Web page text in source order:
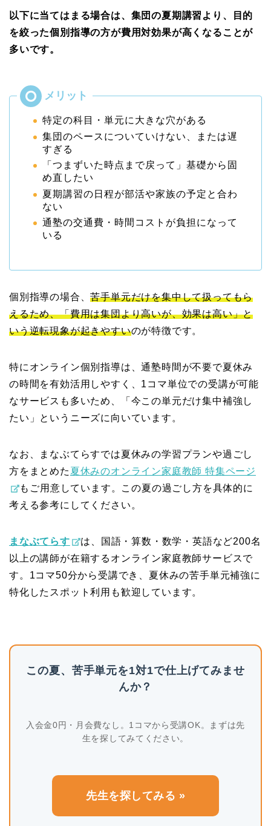
以下に当てはまる場合は、集団の夏期講習より、目的
を絞った個別指導の方が費用対効果が高くなることが
多いです。
特定の科目・単元に大きな穴がある
集団のペースについていけない、または遅
すぎる
「つまずいた時点まで戻って」基礎から固
め直したい
夏期講習の日程が部活や家族の予定と合わ
ない
通塾の交通費・時間コストが負担になって
いる
個別指導の場合、苦手単元だけを集中して扱ってもら
えるため、「費用は集団より高いが、効果は高い」と
いう逆転現象が起きやすいのが特徴です。
特にオンライン個別指導は、通塾時間が不要で夏休み
の時間を有効活用しやすく、1コマ単位での受講が可能
なサービスも多いため、「今この単元だけ集中補強し
たい」というニーズに向いています。
なお、まなぶてらすでは夏休みの学習プランや過ごし
方をまとめた 夏休みのオンライン家庭教師 特集ページ
もご用意しています。この夏の過ごし方を具体的に
考える参考にしてください。
まなぶてらす
は、国語・算数・数学・英語など200名
以上の講師が在籍するオンライン家庭教師サービスで
す。1コマ50分から受講でき、夏休みの苦手単元補強に
特化したスポット利用も歓迎しています。
この夏、苦手単元を1対1で仕上げてみませ
んか？
入会金0円・月会費なし。1コマから受講OK。まずは先
生を探してみてください。
先生を探してみる »